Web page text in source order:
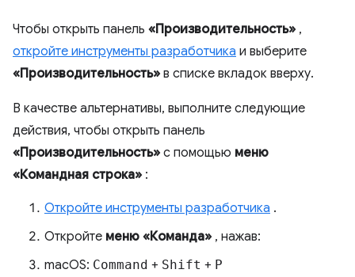
Чтобы открыть панель «Производительность» ,
откройте инструменты разработчика и выберите
«Производительность» в списке вкладок вверху.
В качестве альтернативы, выполните следующие
действия, чтобы открыть панель
«Производительность» с помощью меню
«Командная строка» :
Откройте инструменты разработчика .
Откройте меню «Команда» , нажав:
macOS: Command + Shift + P